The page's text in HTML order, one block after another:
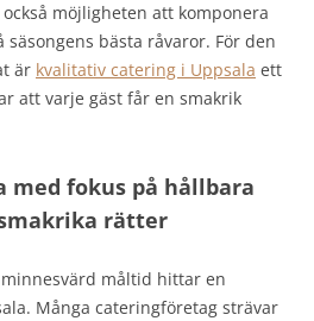
möjligheten att komponera
bästa råvaror. För den
är kvalitativ catering i Uppsala ett
att varje gäst får en smakrik
med fokus på hållbara
rätter
måltid hittar en
Många cateringföretag strävar